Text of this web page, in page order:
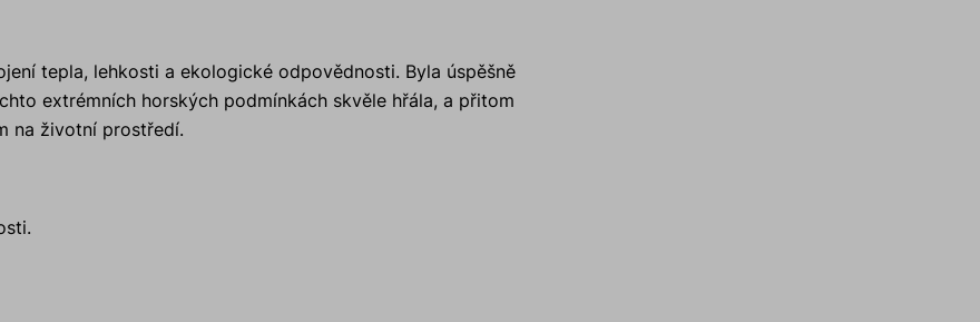
tepla, lehkosti a ekologické odpovědnosti. Byla úspěšně
extrémních horských podmínkách skvěle hřála, a přitom
na životní prostředí.